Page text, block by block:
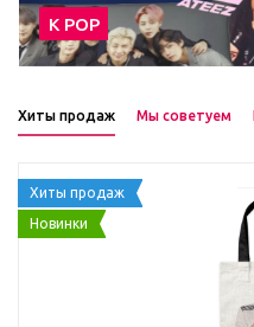
К POP
Хиты продаж Мы советуем
Хиты продаж
Новинки